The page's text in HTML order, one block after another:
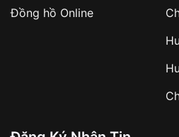
Số tiền còn lại thanh
✔️ Đảm bảo xử lý đơn
✔️ Hạn chế tình trạng
Đồng hồ Online